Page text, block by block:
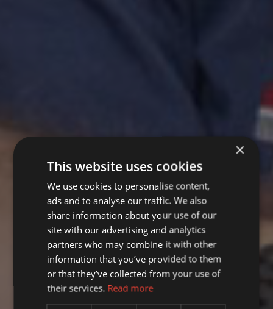
×
This website uses cookies
We use cookies to personalise content,
ads and to analyse our traffic. We also
share information about your use of our
site with our advertising and analytics
partners who may combine it with other
information that you’ve provided to them
or that they’ve collected from your use of
their services. Read more